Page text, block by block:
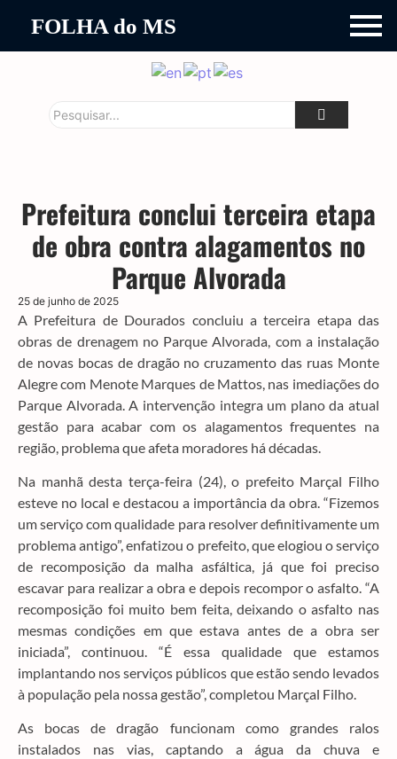
FOLHA do MS
Prefeitura conclui terceira etapa
de obra contra alagamentos no
Parque Alvorada
25 de junho de 2025
A Prefeitura de Dourados concluiu a terceira etapa das
obras de drenagem no Parque Alvorada, com a instalação
de novas bocas de dragão no cruzamento das ruas Monte
Alegre com Menote Marques de Mattos, nas imediações do
Parque Alvorada. A intervenção integra um plano da atual
gestão para acabar com os alagamentos frequentes na
região, problema que afeta moradores há décadas.
Na manhã desta terça-feira (24), o prefeito Marçal Filho
esteve no local e destacou a importância da obra. “Fizemos
um serviço com qualidade para resolver definitivamente um
problema antigo”, enfatizou o prefeito, que elogiou o serviço
de recomposição da malha asfáltica, já que foi preciso
escavar para realizar a obra e depois recompor o asfalto. “A
recomposição foi muito bem feita, deixando o asfalto nas
mesmas condições em que estava antes de a obra ser
iniciada”, continuou. “É essa qualidade que estamos
implantando nos serviços públicos que estão sendo levados
à população pela nossa gestão”, completou Marçal Filho.
As bocas de dragão funcionam como grandes ralos
instalados nas vias, captando a água da chuva e